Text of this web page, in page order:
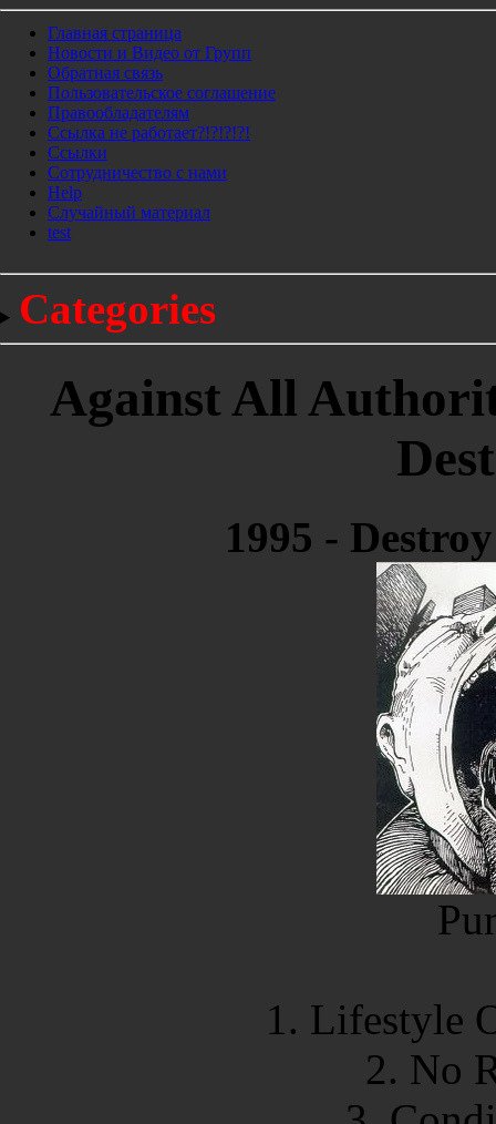
Главная страница
Новости и Видео от Групп
Обратная связь
Пользовательское соглашение
Правообладателям
Ссылка не работает?!?!?!?!
Ссылки
Сотрудничество с нами
Help
Cлучайный материал
test
Categories
Against All
1995 -
1. Lifestyle
2. No